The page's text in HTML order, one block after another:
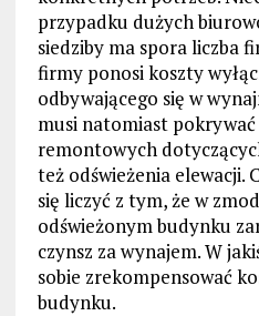
przypadku dużych
siedziby ma spora liczba
firmy ponosi koszty
odbywającego się w
musi natomiast
remontowych
też odświeżenia elewacji.
się liczyć z tym, że w
odświeżonym budynku
czynsz za wynajem. W
sobie zrekompensować
budynku.